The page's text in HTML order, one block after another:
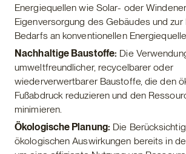
Energiequellen wie Solar- oder
Eigenversorgung des Gebäudes und
Bedarfs an konventionellen
Nachhaltige Baustoffe: Die
umweltfreundlicher, recycelbarer oder
wiederverwertbarer Baustoffe, die den
Fußabdruck reduzieren und den
minimieren.
Ökologische Planung: Die
ökologischen Auswirkungen bereits in